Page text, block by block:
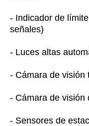
- Indicador de
señales)
- Luces altas
- Cámara de visión
- Cámara de visión
- Sensores de